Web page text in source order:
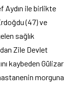
Aydın ile birlikte
(47) ve
sağlık
Zile Devlet
kaybeden Gülizar
morguna